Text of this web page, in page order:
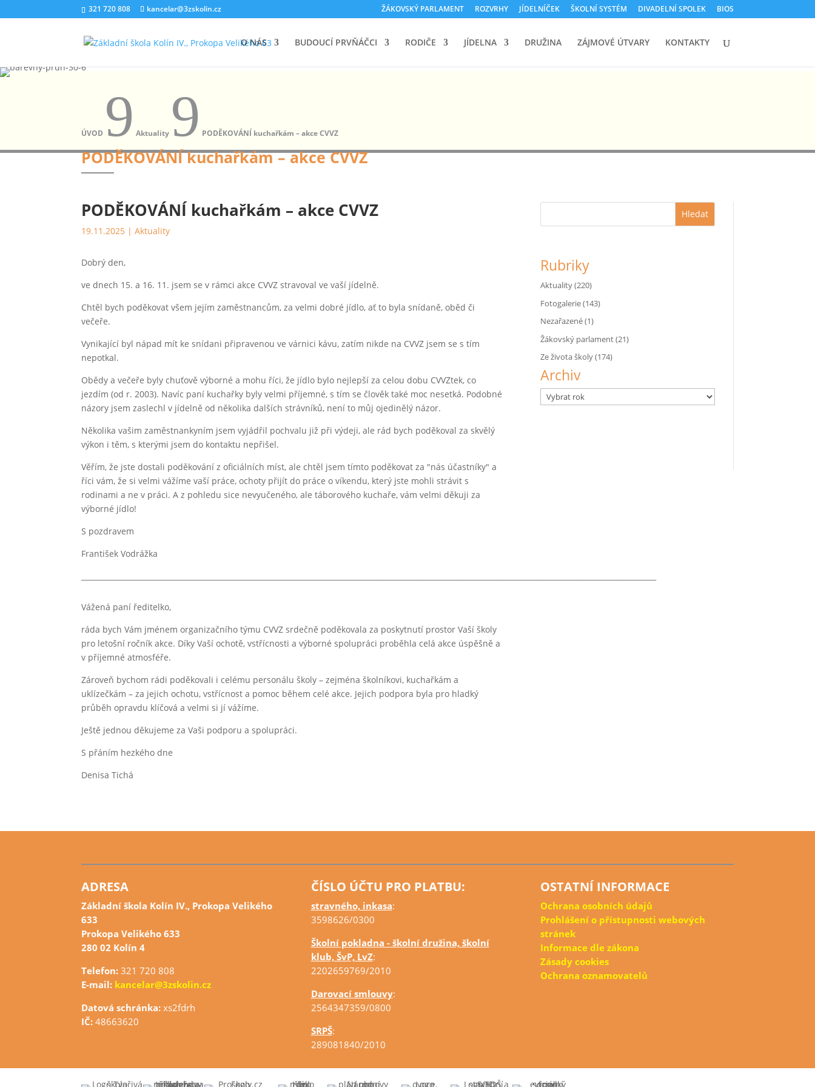
321 720 808 kancelar@3zskolin.cz ŽÁKOVSKÝ PARLAMENT ROZVRHY JÍDELNÍČEK ŠKOLNÍ SYSTÉM DIVADELNÍ SPOLEK BIOS
O NÁS BUDOUCÍ PRVŇÁČCI RODIČE JÍDELNA DRUŽINA ZÁJMOVÉ ÚTVARY KONTAKTY
ÚVOD 9 Aktuality 9 PODĚKOVÁNÍ kuchařkám – akce CVVZ
PODĚKOVÁNÍ kuchařkám – akce CVVZ
PODĚKOVÁNÍ kuchařkám – akce CVVZ
19.11.2025 |Aktuality
Dobrý den,
ve dnech 15. a 16. 11. jsem se v rámci akce CVVZ stravoval ve vaší jídelně.
Chtěl bych poděkovat všem jejím zaměstnancům, za velmi dobré jídlo, ať to byla snídaně, oběd či
večeře.
Vynikající byl nápad mít ke snídani připravenou ve várnici kávu, zatím nikde na CVVZ jsem se s tím
nepotkal.
Obědy a večeře byly chuťově výborné a mohu říci, že jídlo bylo nejlepší za celou dobu CVVZtek, co
jezdím (od r. 2003). Navíc paní kuchařky byly velmi příjemné, s tím se člověk také moc nesetká. Podobné
názory jsem zaslechl v jídelně od několika dalších strávníků, není to můj ojedinělý názor.
Několika vašim zaměstnankyním jsem vyjádřil pochvalu již při výdeji, ale rád bych poděkoval za skvělý
výkon i těm, s kterými jsem do kontaktu nepřišel.
Věřím, že jste dostali poděkování z oficiálních míst, ale chtěl jsem tímto poděkovat za "nás účastníky" a
říci vám, že si velmi vážíme vaší práce, ochoty přijít do práce o víkendu, který jste mohli strávit s
rodinami a ne v práci. A z pohledu sice nevyučeného, ale táborového kuchaře, vám velmi děkuji za
výborné jídlo!
S pozdravem
František Vodrážka
Vážená paní ředitelko,
ráda bych Vám jménem organizačního týmu CVVZ srdečně poděkovala za poskytnutí prostor Vaší školy
pro letošní ročník akce. Díky Vaší ochotě, vstřícnosti a výborné spolupráci proběhla celá akce úspěšně a
v příjemné atmosféře.
Zároveň bychom rádi poděkovali i celému personálu školy – zejména školníkovi, kuchařkám a
uklízečkám – za jejich ochotu, vstřícnost a pomoc během celé akce. Jejich podpora byla pro hladký
průběh opravdu klíčová a velmi si jí vážíme.
Ještě jednou děkujeme za Vaši podporu a spolupráci.
S přáním hezkého dne
Denisa Tichá
Hledat
Rubriky
Aktuality(220)
Fotogalerie(143)
Nezařazené(1)
Žákovský parlament(21)
Ze života školy(174)
Archiv
Archivy
ADRESA
Základní škola Kolín IV., Prokopa Velikého
633
Prokopa Velikého 633
280 02 Kolín 4
Telefon: 321 720 808
E-mail: kancelar@3zskolin.cz
Datová schránka: xs2fdrh
IČ: 48663620
ČÍSLO ÚČTU PRO PLATBU:
stravného, inkasa:
3598626/0300
Školní pokladna - školní družina, školní
klub, ŠvP, LvZ:
2202659769/2010
Darovací smlouvy:
2564347359/0800
SRPŠ:
289081840/2010
OSTATNÍ INFORMACE
Ochrana osobních údajů
Prohlášení o přístupnosti webových
stránek
Informace dle zákona
Zásady cookies
Ochrana oznamovatelů